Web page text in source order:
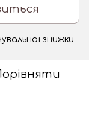
знижки